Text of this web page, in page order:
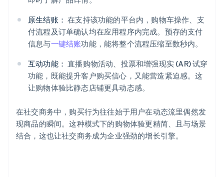
原生结账： 在支持该功能的平台内，购物车操作、支
付流程及订单确认均在应用程序内完成。预存的支付
信息与一键结账功能，能将整个流程压缩至数秒内。
互动功能： 直播购物活动、投票和增强现实 (AR) 试穿
功能，既能提升客户购买信心，又能营造紧迫感。这
让购物体验比静态店铺更具动态感。
在社交商务中，购买行为往往始于用户在动态流里偶然发
现商品的瞬间。这种模式下的购物体验更精简、且与场景
结合，这也让社交商务成为企业强劲的增长引擎。